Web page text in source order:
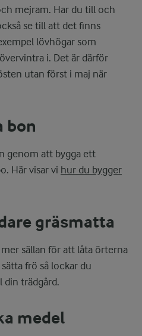
mejram. Har du till och
se till att det finns
lövhögar som
i. Det är därför
utan först i maj när
bon
genom att bygga ett
Här visar vi hur du bygger
gräsmatta
sällan för att låta örterna
frö så lockar du
trädgård.
medel